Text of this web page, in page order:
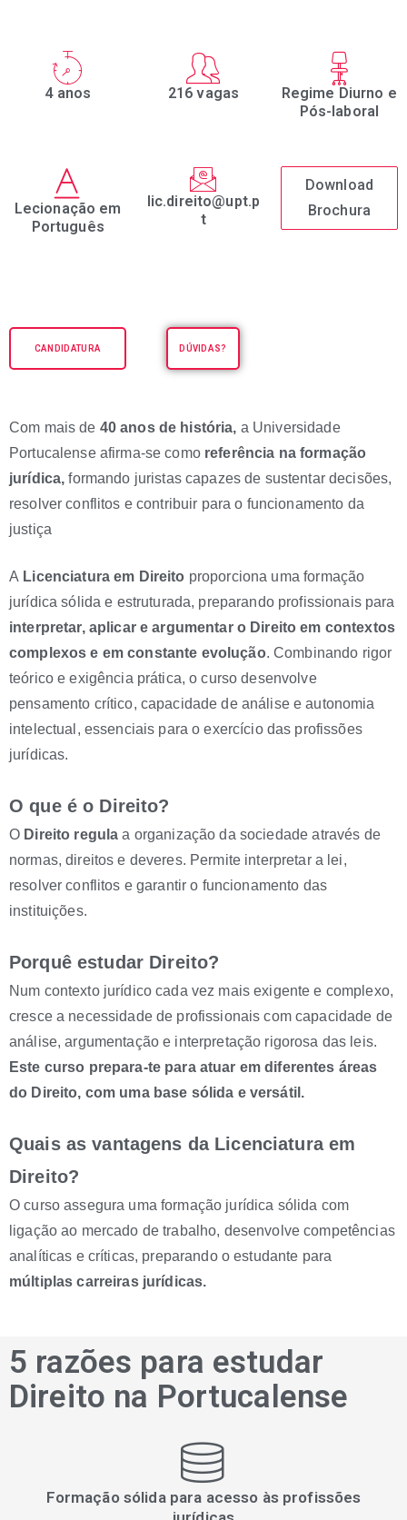
4 anos 216 vagas
Regime Diurno e
Pós-laboral
Lecionação em
Português
lic.direito@upt.p
t
Download
Brochura
CANDIDATURA DÚVIDAS?
Com mais de 40 anos de história, a Universidade
Portucalense afirma-se como referência na formação
jurídica, formando juristas capazes de sustentar decisões,
resolver conflitos e contribuir para o funcionamento da
justiça
A Licenciatura em Direito proporciona uma formação
jurídica sólida e estruturada, preparando profissionais para
interpretar, aplicar e argumentar o Direito em contextos
complexos e em constante evolução. Combinando rigor
teórico e exigência prática, o curso desenvolve
pensamento crítico, capacidade de análise e autonomia
intelectual, essenciais para o exercício das profissões
jurídicas.
O que é o Direito?
O Direito regula a organização da sociedade através de
normas, direitos e deveres. Permite interpretar a lei,
resolver conflitos e garantir o funcionamento das
instituições.
Porquê estudar Direito?
Num contexto jurídico cada vez mais exigente e complexo,
cresce a necessidade de profissionais com capacidade de
análise, argumentação e interpretação rigorosa das leis.
Este curso prepara-te para atuar em diferentes áreas
do Direito, com uma base sólida e versátil.
Quais as vantagens da Licenciatura em
Direito?
O curso assegura uma formação jurídica sólida com
ligação ao mercado de trabalho, desenvolve competências
analíticas e críticas, preparando o estudante para
múltiplas carreiras jurídicas.
5 razões para estudar
Direito na Portucalense
Formação sólida para acesso às profissões